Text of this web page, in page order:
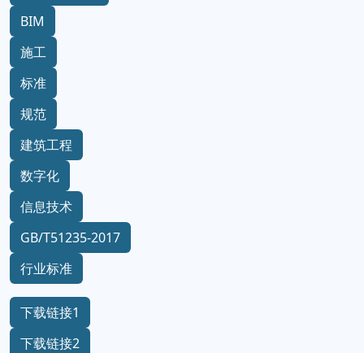
BIM
施工
标准
规范
建筑工程
数字化
信息技术
GB/T51235-2017
行业标准
下载链接1
下载链接2